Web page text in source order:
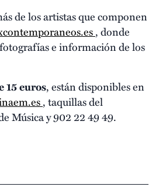
de los artistas que componen
, donde
e información de los
15 euros, están disponibles en
, taquillas del
Música y 902 22 49 49.